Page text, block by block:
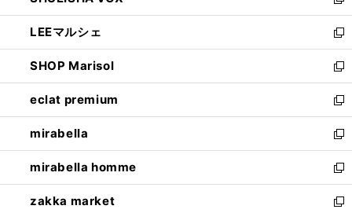
開
く
ウ
で
開
く
ン
ド
ウ
で
開
く
ウ
ィ
ン
ド
ウ
で
開
く
し
い
ウ
ィ
ン
ド
ウ
で
開
く
LEEマルシェ
新
し
い
ウ
ィ
ン
ド
ウ
で
開
く
SHOP Marisol
新
し
い
ウ
ィ
ン
ド
ウ
で
eclat premium
新
し
い
ウ
ィ
ン
ド
mirabella
新
し
い
ウ
ィ
mirabella homme
新
し
い
zakka market 新